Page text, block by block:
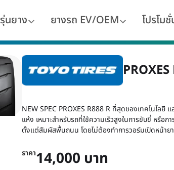
รุ่นยาง ยางรถ EV/OEM โปรโม
NEW SPEC PROXES R888 R ที่สุดของเทคโนโล
แห้ง เหมาะสำหรับรถที่ใช้ความเร็วสูงในการขับขี่ หรื
ตั้งแต่สัมผัสพื้นถนน โดยไม่ต้องทำการวอร์มเปิดหน้าย
ราคา14,000 บาท